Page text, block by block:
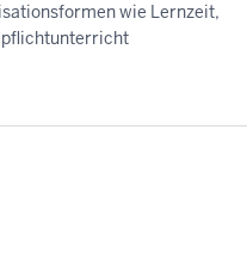
wie Lernzeit,